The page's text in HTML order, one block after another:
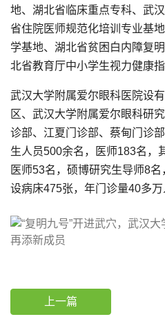
地、湖北省临床重点专科、武
省住院医师规范化培训专业基
学基地、湖北省贫困白内障复
北省教育厅中小学生视力健康指
武汉大学附属爱尔眼科医院设
区、武汉大学附属爱尔眼科研
诊部、江夏门诊部、蔡甸门诊
生人员500余名，医师183名，
医师53名，硕博研究生导师8
设病床475张，年门诊量40多万
上一篇